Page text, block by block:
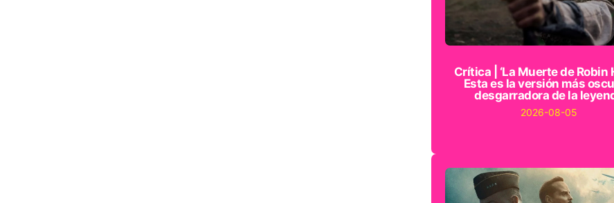
Crítica | ‘La Muerte de Robin
Esta es la versión más
desgarradora de la
2026-08-05